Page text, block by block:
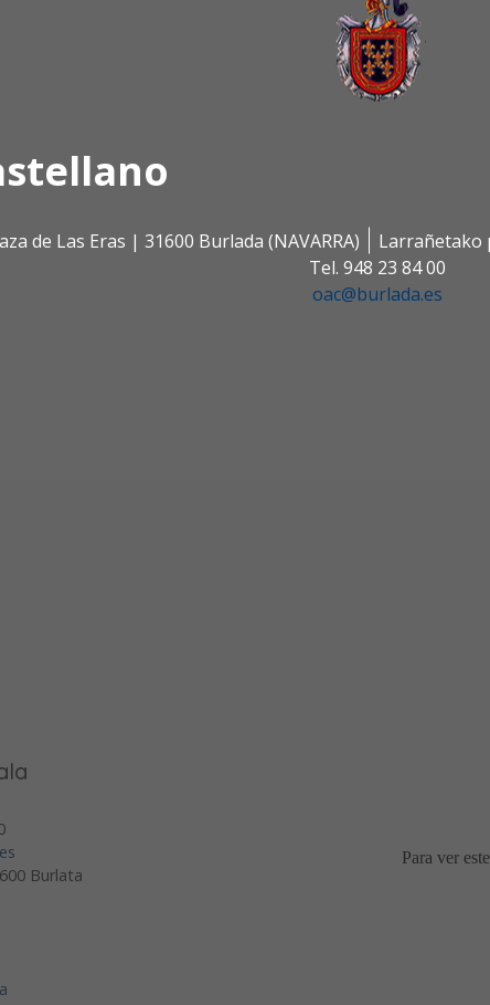
de Las Eras | 31600 Burlada (NAVARRA)
Larrañetako
Tel. 948 23 84 00
oac@burlada.es
Burlata